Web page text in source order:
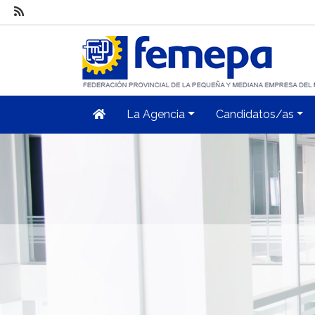
La Agencia Candidatos/as